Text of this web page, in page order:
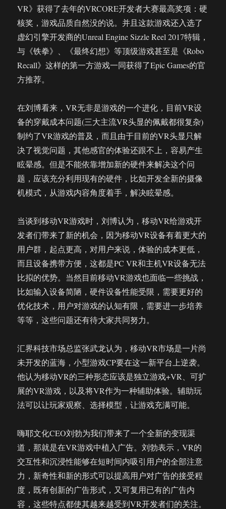
VR》获得了去年的VRCORE开发者大赛最高奖项：硬
核奖，游戏品质自然没的说。并且这款游戏还入选了
虚幻引擎开发商的Unreal Engine Sizzle Reel 2017特辑，
与《铁拳》、《最终幻想》等顶级游戏甚至是《Robo
Recall》这样的第一方游戏一同获得了Epic Games的官
方推荐。
在刘博看来，VR无非是游戏的一个进化，目前VR设
备的穿戴成本问题(三大主流VR头显的佩戴都很复杂)
制约了VR游戏的普及，而且由于目前的VR头显只解
决了视觉问题，其他感官的体验还跟不上，容易产生
眩晕感。但是不能依靠增加新的硬件来解决这个问
题，应该充分利用现有的硬件，比如开发全新的摄像
机模式，从游戏内容角度着手，解决眩晕感。
当谈到移动VR游戏时，刘博认为，移动VR给游戏开
发者们带来了新的机会，因为移动VR设备有着更大的
用户群，起点更高，对用户来说，体验的成本更低，
而且设备携带方便，这都是PC VR和主机VR设备无法
比拟的优势。当然目前移动VR游戏也面临一些挑战，
比如输入设备简陋，硬件设备性能受限，需要更好的
优化技术，用户对游戏的认知有限，需要进一步培养
等等，这些问题还有待大家共同努力。
汇界科技市场总监张武龙认为，移动VR市场是一片尚
未开发的蓝海，小型游戏CP要在这一新平台上逆袭。
他认为移动VR的三种形态应该是独立游戏+VR、可扩
展的VR游戏，以及将VR作为一种辅助体验。辅助玩
法可以让玩家观察、选择模型，让游戏充满可能。
嗨耶文化CEO刘勃为我们带来了一个全新的变现渠
道，那就是在VR游戏中植入广告。刘勃表示，VR的
交互性和沉浸性能够在短时间内吸引用户的全部注意
力，新奇性和新的形式可以提高用户对广告的接受程
度，既有创新的广告形式，又可复用已有的广告内
容，这些特点都使其越来越受到VR开发者们的关注。